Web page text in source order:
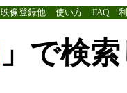
映像登録他 使い方 FAQ
」で検